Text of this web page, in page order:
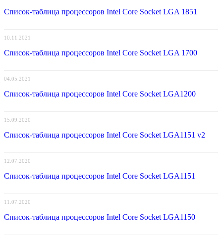
Список-таблица процессоров Intel Core Socket LGA 1851
10.11.2021
Список-таблица процессоров Intel Core Socket LGA 1700
04.05.2021
Список-таблица процессоров Intel Core Socket LGA1200
15.09.2020
Список-таблица процессоров Intel Core Socket LGA1151 v2
12.07.2020
Список-таблица процессоров Intel Core Socket LGA1151
11.07.2020
Список-таблица процессоров Intel Core Socket LGA1150